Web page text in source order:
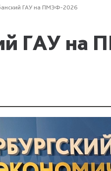
ГАУ на ПМЭФ-2026
ГАУ на